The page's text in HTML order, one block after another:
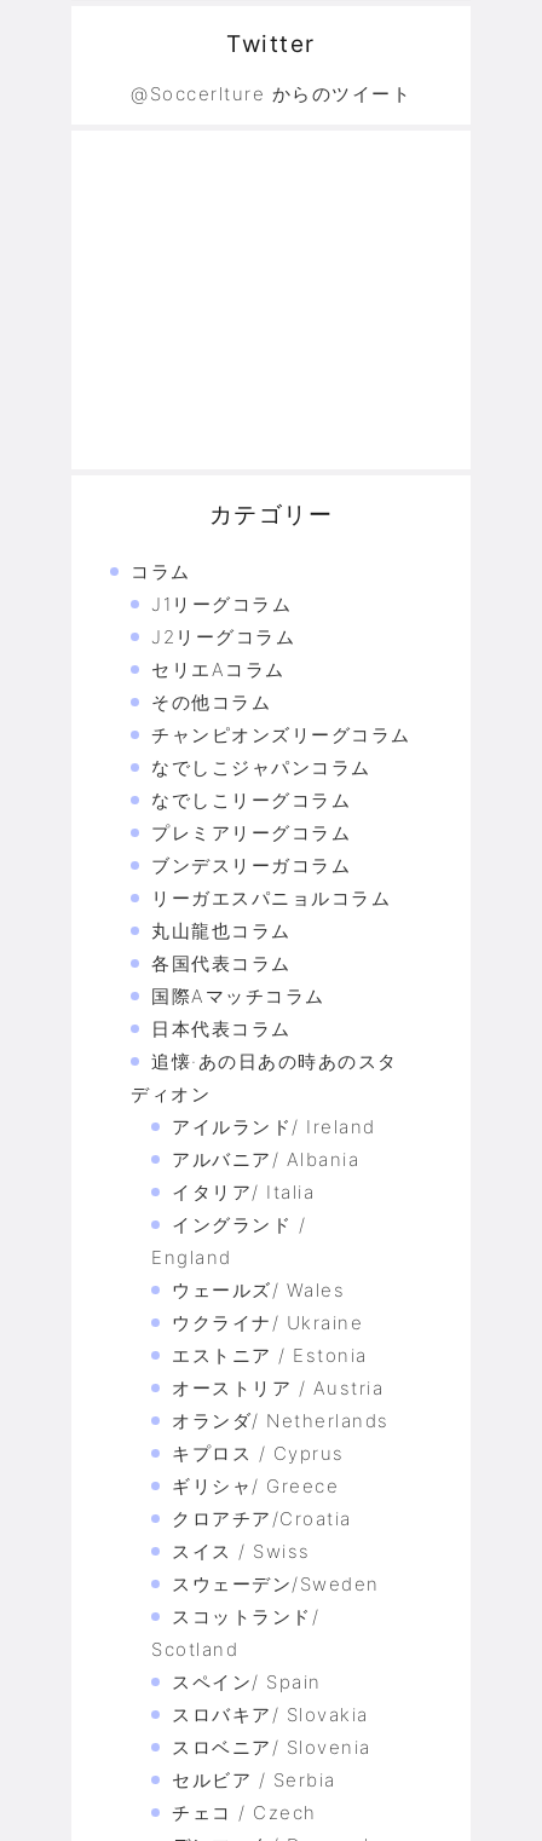
Twitter
@Soccerlture からのツイート
カテゴリー
コラム
J1リーグコラム
J2リーグコラム
セリエAコラム
その他コラム
チャンピオンズリーグコラム
なでしこジャパンコラム
なでしこリーグコラム
プレミアリーグコラム
ブンデスリーガコラム
リーガエスパニョルコラム
丸山龍也コラム
各国代表コラム
国際Aマッチコラム
日本代表コラム
追懐·あの日あの時あのスタ
ディオン
アイルランド/ Ireland
アルバニア/ Albania
イタリア/ Italia
イングランド /
England
ウェールズ/ Wales
ウクライナ/ Ukraine
エストニア / Estonia
オーストリア / Austria
オランダ/ Netherlands
キプロス / Cyprus
ギリシャ/ Greece
クロアチア/Croatia
スイス / Swiss
スウェーデン/Sweden
スコットランド/
Scotland
スペイン/ Spain
スロバキア/ Slovakia
スロベニア/ Slovenia
セルビア / Serbia
チェコ / Czech